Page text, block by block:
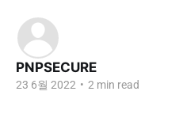
PNPSECURE
23 6월 2022 • 2 min read